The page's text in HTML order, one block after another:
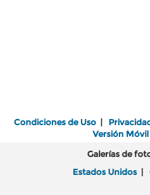
Condiciones de Uso |
Versión Móvil
Galerías de
Estados Unidos |